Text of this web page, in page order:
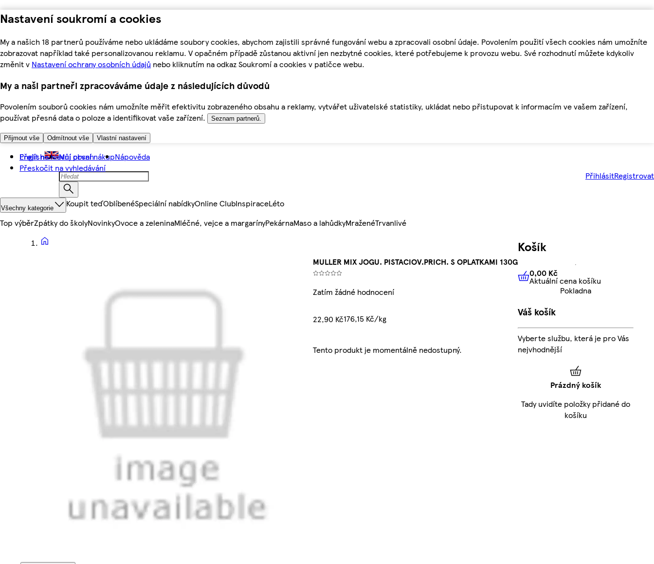
Nastavení soukromí a cookies
My a našich 18 partnerů používáme nebo ukládáme soubory cookies, abychom zajistili správné fungování webu a zpracovali osobní údaje. Povolením použití všech cookies nám umožníte
zobrazovat například také personalizovanou reklamu. V opačném případě zůstanou aktivní jen nezbytné cookies, které potřebujeme k provozu webu. Své rozhodnutí můžete kdykoliv
změnit v Nastavení ochrany osobních údajů nebo kliknutím na odkaz Soukromí a cookies v patičce webu.
My a naši partneři zpracováváme údaje z následujících důvodů
Povolením souborů cookies nám umožníte měřit efektivitu zobrazeného obsahu a reklamy, vytvářet uživatelské statistiky, ukládat nebo přistupovat k informacím ve vašem zařízení,
používat přesná data o poloze a identifikovat vaše zařízení.
Seznam partnerů.
Přijmout vše Odmítnout vše Vlastní nastavení
Přejít na hlavní obsah
Přeskočit na vyhledávání
English Můj první nákupNápověda
PřihlásitRegistrovat
Všechny kategorie Koupit teďOblíbenéSpeciální nabídkyOnline ClubInspiraceLéto
Top výběrZpátky do školyNovinkyOvoce a zeleninaMléčné, vejce a margarínyPekárnaMaso a lahůdkyMraženéTrvanlivé
MULLER MIX JOGU. PISTACIOV.PRICH. S OPLATKAMI 130G
Zatím žádné hodnocení
22,90 Kč176,15 Kč/kg
Tento produkt je momentálně nedostupný.
Košík
0,00 KčAktuální cena košíku
0,00 Kč
Aktuální cena košíku
Pokladna
Váš košík
Vyberte službu, která je pro Vás
nejvhodnější
Prázdný košík
Tady uvidíte položky přidané do
košíku